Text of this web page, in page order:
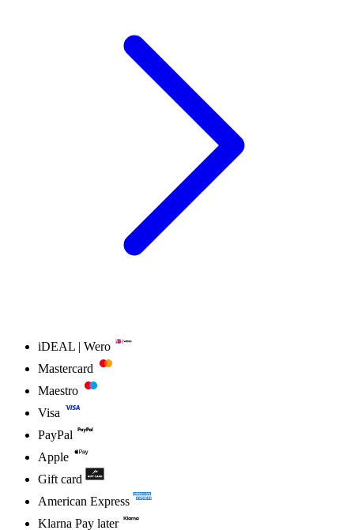
iDEAL | Wero
Mastercard
Maestro
Visa
PayPal
Apple
Gift card
American Express
Klarna Pay later